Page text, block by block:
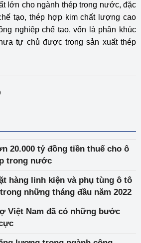
lớn cho ngành thép trong nước, đặc
tạo, thép hợp kim chất lượng cao
nghiệp chế tạo, vốn là phân khúc
tự chủ được trong sản xuất thép
20.000 tỷ đồng tiền thuế cho ô
trong nước
hàng linh kiện và phụ tùng ô tô
những tháng đầu năm 2022
Việt Nam đã có những bước